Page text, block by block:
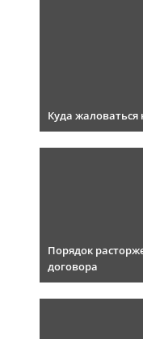
Куда жаловаться
Порядок
договора